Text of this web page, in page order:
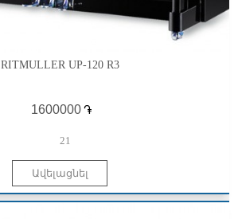
RITMULLER UP-120 R3
֏
21